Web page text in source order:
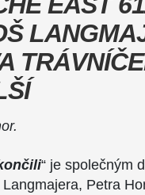
“ je společným
Petra